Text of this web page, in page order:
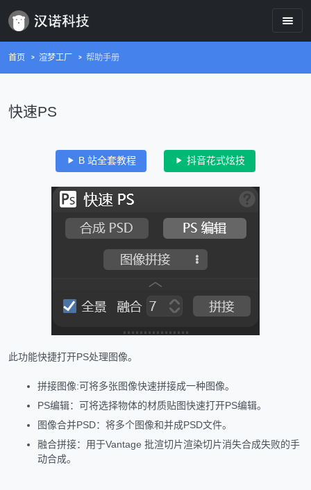
首页 渲梦工厂 帮助手册
快速PS
B 站全套教程 抖音花式炫技
此功能快捷打开PS处理图像。
拼接图像:可将多张图像快速拼接成一种图像。
PS编辑：可将选择物体的材质贴图快速打开PS编辑。
图像合并PSD：将多个图像和并成PSD文件。
融合拼接：用于Vantage 批渲切片渲染切片消失合成失败的手
动合成。